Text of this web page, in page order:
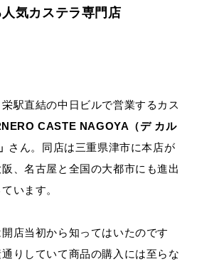
気カステラ専門店
駅直結の中日ビルで営業するカス
CASTE NAGOYA（デ カル
さん。同店は三重県津市に本店が
、名古屋と全国の大都市にも進出
います。
店当初から知ってはいたのです
りしていて商品の購入には至らな